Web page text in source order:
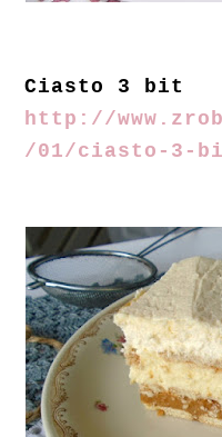
Ciasto 3 bit
http://
/01/ciasto-3-